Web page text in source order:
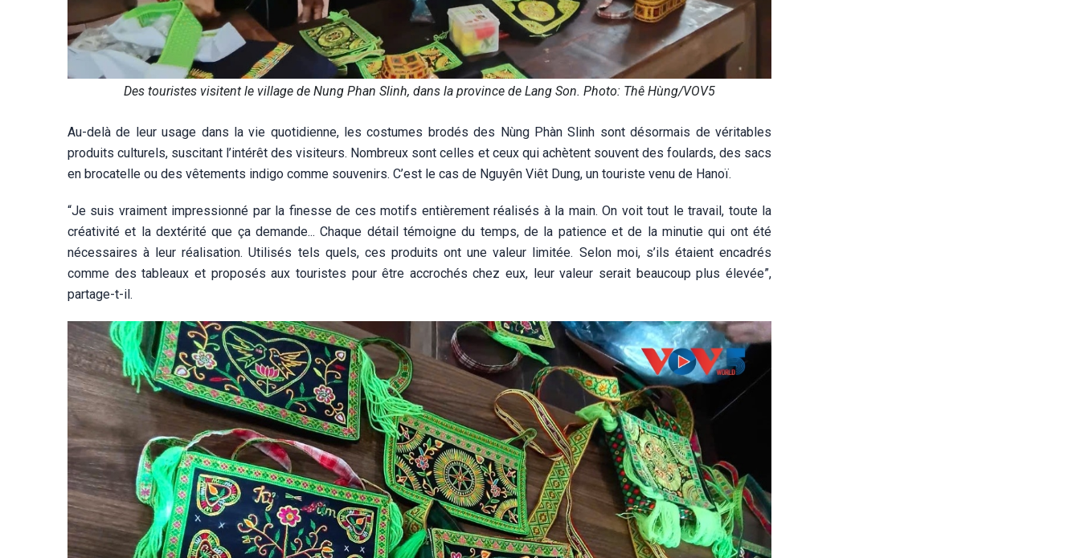
Des touristes visitent le village de Nung Phan Slinh, dans la province de Lang Son. Photo: Thê Hùng/VOV5
Au-delà de leur usage dans la vie quotidienne, les costumes brodés des Nùng Phàn Slinh sont désormais de véritables
produits culturels, suscitant l’intérêt des visiteurs. Nombreux sont celles et ceux qui achètent souvent des foulards, des sacs
en brocatelle ou des vêtements indigo comme souvenirs. C’est le cas de Nguyên Viêt Dung, un touriste venu de Hanoï.
“Je suis vraiment impressionné par la finesse de ces motifs entièrement réalisés à la main. On voit tout le travail, toute la
créativité et la dextérité que ça demande... Chaque détail témoigne du temps, de la patience et de la minutie qui ont été
nécessaires à leur réalisation. Utilisés tels quels, ces produits ont une valeur limitée. Selon moi, s’ils étaient encadrés
comme des tableaux et proposés aux touristes pour être accrochés chez eux, leur valeur serait beaucoup plus élevée”,
partage-t-il.